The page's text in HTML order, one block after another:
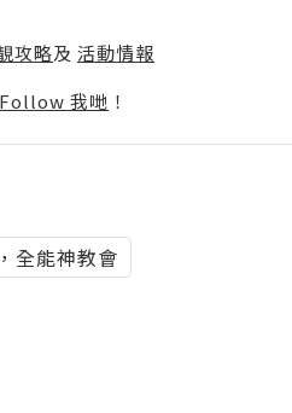
攻略及 活動情報
Follow 我哋 ！
全能神教會